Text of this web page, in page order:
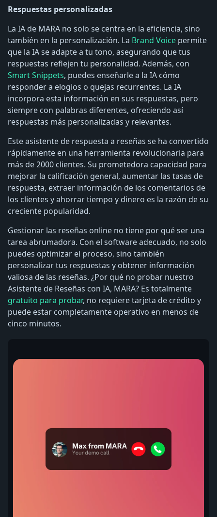
Respuestas personalizadas
La IA de MARA no solo se centra en la eficiencia, sino
también en la personalización. La Brand Voice permite
que la IA se adapte a tu tono, asegurando que tus
respuestas reflejen tu personalidad. Además, con
Smart Snippets, puedes enseñarle a la IA cómo
responder a elogios o quejas recurrentes. La IA
incorpora esta información en sus respuestas, pero
siempre con palabras diferentes, ofreciendo así
respuestas más personalizadas y relevantes.
Este asistente de respuesta a reseñas se ha convertido
rápidamente en una herramienta revolucionaria para
más de 2000 clientes. Su prometedora capacidad para
mejorar la calificación general, aumentar las tasas de
respuesta, extraer información de los comentarios de
los clientes y ahorrar tiempo y dinero es la razón de su
creciente popularidad.
Gestionar las reseñas online no tiene por qué ser una
tarea abrumadora. Con el software adecuado, no solo
puedes optimizar el proceso, sino también
personalizar tus respuestas y obtener información
valiosa de las reseñas. ¿Por qué no probar nuestro
Asistente de Reseñas con IA, MARA? Es totalmente
gratuito para probar, no requiere tarjeta de crédito y
puede estar completamente operativo en menos de
cinco minutos.